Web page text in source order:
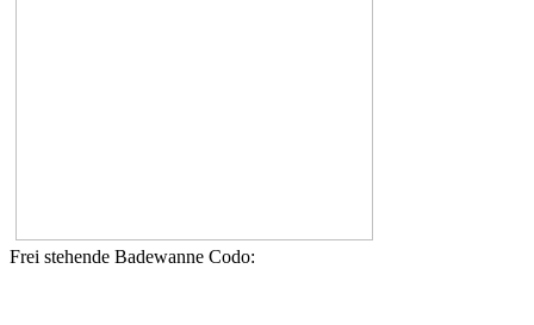
Frei stehende Badewanne Codo: